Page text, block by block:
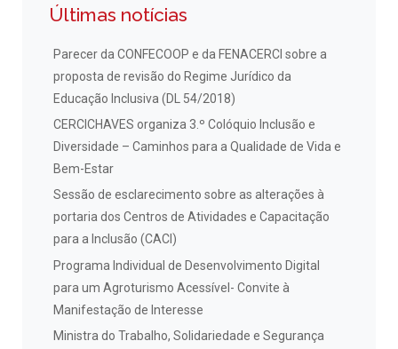
Últimas notícias
Parecer da CONFECOOP e da FENACERCI sobre a
proposta de revisão do Regime Jurídico da
Educação Inclusiva (DL 54/2018)
CERCICHAVES organiza 3.º Colóquio Inclusão e
Diversidade – Caminhos para a Qualidade de Vida e
Bem-Estar
Sessão de esclarecimento sobre as alterações à
portaria dos Centros de Atividades e Capacitação
para a Inclusão (CACI)
Programa Individual de Desenvolvimento Digital
para um Agroturismo Acessível- Convite à
Manifestação de Interesse
Ministra do Trabalho, Solidariedade e Segurança